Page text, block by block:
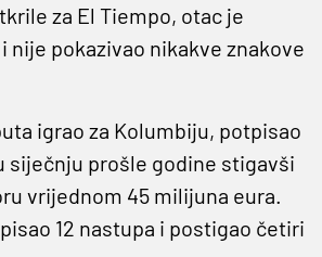
za El Tiempo, otac je
nije pokazivao nikakve znakove
igrao za Kolumbiju, potpisao
siječnju prošle godine stigavši
vrijednom 45 milijuna eura.
12 nastupa i postigao četiri